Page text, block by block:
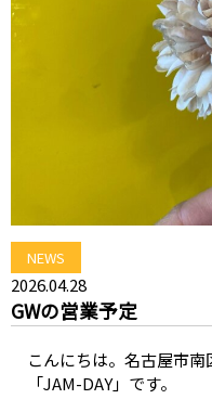
NEWS
2026.04.28
GWの営業予定
こんにちは。名古屋市
「JAM-DAY」です。